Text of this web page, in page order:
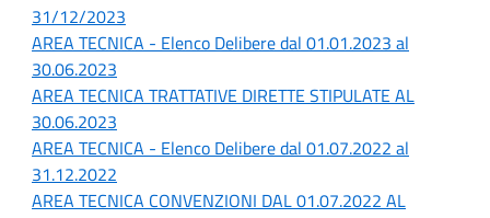
31/12/2023
AREA TECNICA - Elenco Delibere dal 01.01.2023 al
30.06.2023
AREA TECNICA TRATTATIVE DIRETTE STIPULATE AL
30.06.2023
AREA TECNICA - Elenco Delibere dal 01.07.2022 al
31.12.2022
AREA TECNICA CONVENZIONI DAL 01.07.2022 AL